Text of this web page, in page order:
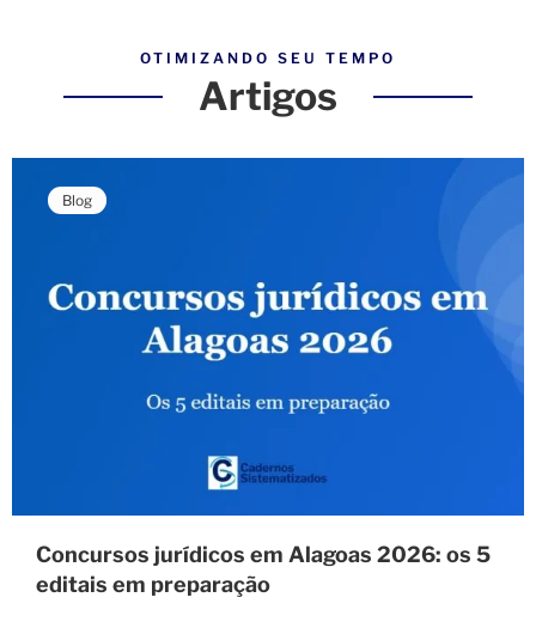
OTIMIZANDO SEU TEMPO
Artigos
Blog
Concursos jurídicos em Alagoas 2026: os 5
editais em preparação